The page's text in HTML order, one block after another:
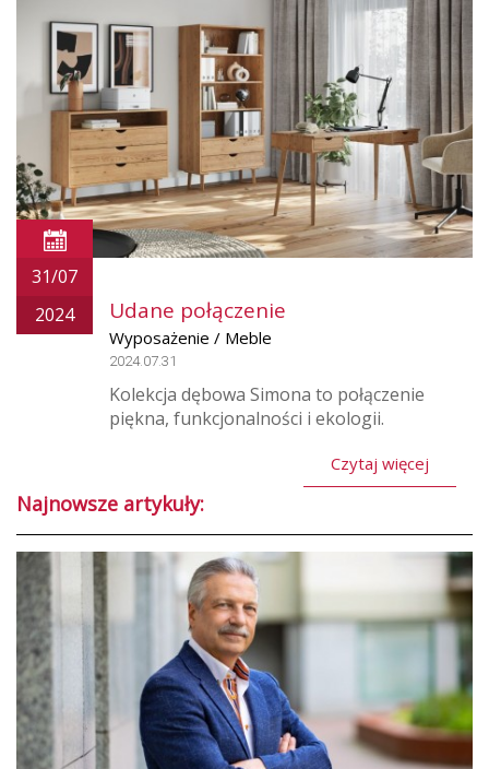
31/07
2024
Udane połączenie
Wyposażenie / Meble
2024.07.31
Kolekcja dębowa Simona to połączenie
piękna, funkcjonalności i ekologii.
Czytaj więcej
Najnowsze artykuły: